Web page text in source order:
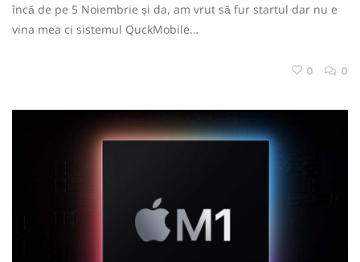
încă de pe 5 Noiembrie și da, am vrut să fur startul dar nu e
vina mea ci sistemul QuckMobile…
0 0